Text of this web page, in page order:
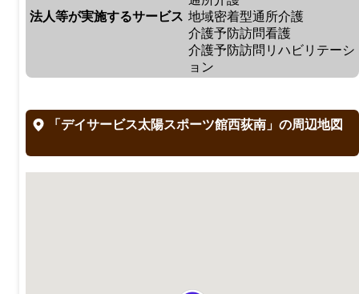
法人等が実施するサービス 地域密着型通所介護
介護予防訪問看護
介護予防訪問リハビリテーシ
ョン
「デイサービス太陽スポーツ館西荻南」の周辺地図